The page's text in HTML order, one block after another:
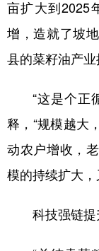
亩扩大到2025
增，造就了坡
县的菜籽油产业
“这是个正
释，“规模越大
动农户增收，
模的持续扩大
科技强链